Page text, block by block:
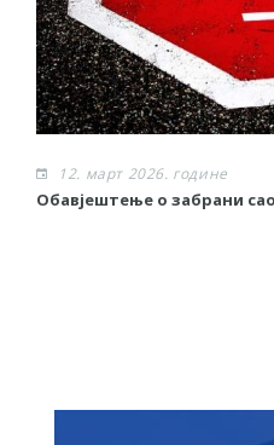
12. март 2026. године
Обавјештење о забрани